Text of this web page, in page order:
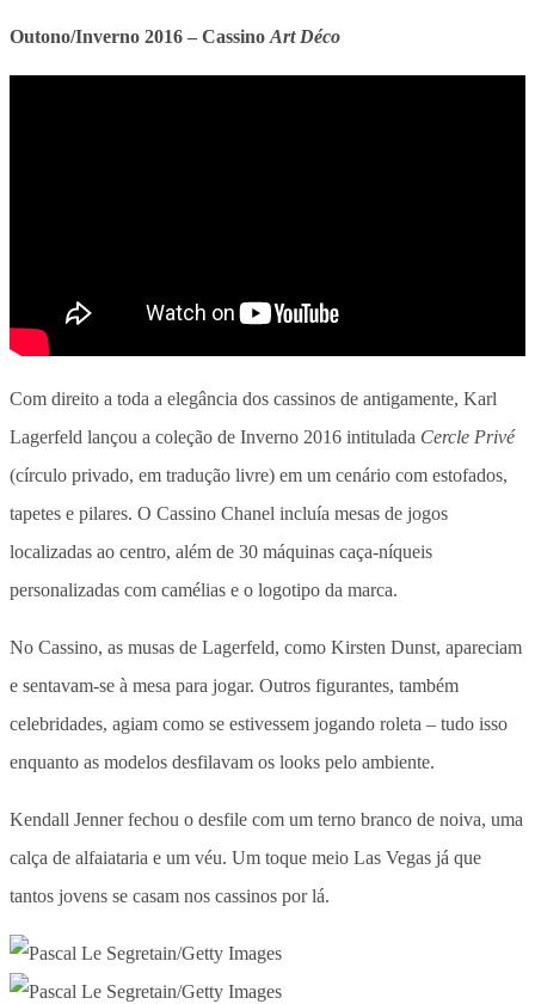
Outono/Inverno 2016 – Cassino Art Déco
Com direito a toda a elegância dos cassinos de antigamente, Karl
Lagerfeld lançou a coleção de Inverno 2016 intitulada Cercle Privé
(círculo privado, em tradução livre) em um cenário com estofados,
tapetes e pilares. O Cassino Chanel incluía mesas de jogos
localizadas ao centro, além de 30 máquinas caça-níqueis
personalizadas com camélias e o logotipo da marca.
No Cassino, as musas de Lagerfeld, como Kirsten Dunst, apareciam
e sentavam-se à mesa para jogar. Outros figurantes, também
celebridades, agiam como se estivessem jogando roleta – tudo isso
enquanto as modelos desfilavam os looks pelo ambiente.
Kendall Jenner fechou o desfile com um terno branco de noiva, uma
calça de alfaiataria e um véu. Um toque meio Las Vegas já que
tantos jovens se casam nos cassinos por lá.